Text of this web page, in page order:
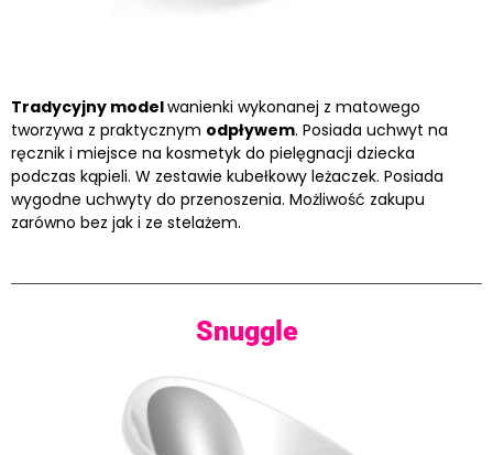
Tradycyjny modelwanienki wykonanej z matowego
tworzywa z praktycznym odpływem. Posiada uchwyt na
ręcznik i miejsce na kosmetyk do pielęgnacji dziecka
podczas kąpieli. W zestawie kubełkowy leżaczek. Posiada
wygodne uchwyty do przenoszenia. Możliwość zakupu
zarówno bez jak i ze stelażem.
Snuggle